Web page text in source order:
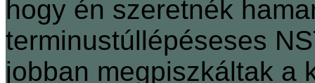
hogy én szeretnék
terminustúllépéseses
jobban megpiszkáltak a